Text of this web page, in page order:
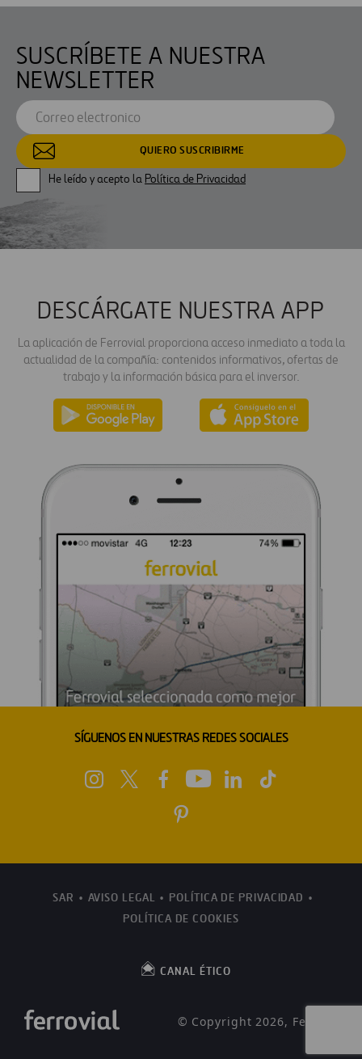
SUSCRÍBETE A NUESTRA
NEWSLETTER
He leído y acepto la Política de Privacidad
DESCÁRGATE NUESTRA APP
La aplicación de Ferrovial proporciona acceso inmediato a toda la
actualidad de la compañía: contenidos informativos, ofertas de
trabajo y la información básica para el inversor.
SÍGUENOS EN NUESTRAS REDES SOCIALES
SAR AVISO LEGAL
POLÍTICA DE PRIVACIDAD
POLÍTICA DE COOKIES
CANAL ÉTICO
© Copyright 2026, Ferrovial